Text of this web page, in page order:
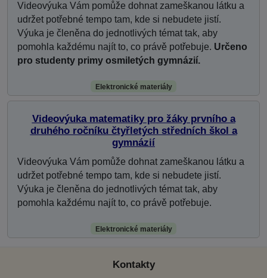
Videovýuka Vám pomůže dohnat zameškanou látku a
udržet potřebné tempo tam, kde si nebudete jistí.
Výuka je členěna do jednotlivých témat tak, aby
pomohla každému najít to, co právě potřebuje. Určeno
pro studenty primy osmiletých gymnázií.
Elektronické materiály
Videovýuka matematiky pro žáky prvního a
druhého ročníku čtyřletých středních škol a
gymnázií
Videovýuka Vám pomůže dohnat zameškanou látku a
udržet potřebné tempo tam, kde si nebudete jistí.
Výuka je členěna do jednotlivých témat tak, aby
pomohla každému najít to, co právě potřebuje.
Elektronické materiály
Kontakty